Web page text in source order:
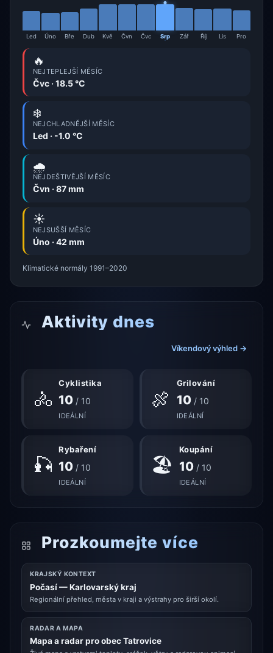
Led Úno Bře Dub Kvě Čvn Čvc Srp Zář Říj Lis Pro
🔥
NEJTEPLEJŠÍ MĚSÍC
Čvc · 18.5 °C
❄️
NEJCHLADNĚJŠÍ MĚSÍC
Led · -1.0 °C
🌧️
NEJDEŠTIVĚJŠÍ MĚSÍC
Čvn · 87 mm
☀️
NEJSUŠŠÍ MĚSÍC
Úno · 42 mm
Klimatické normály 1991–2020
Aktivity dnes
Víkendový výhled →
🚴
Cyklistika
10 / 10
IDEÁLNÍ
🍖
Grilování
10/ 10
IDEÁLNÍ
🎣
Rybaření
10 / 10
IDEÁLNÍ
🏖
Koupání
10/ 10
IDEÁLNÍ
Prozkoumejte více
KRAJSKÝ KONTEXT
Počasí — Karlovarský kraj
Regionální přehled, města v kraji a výstrahy pro širší okolí.
RADAR A MAPA
Mapa a radar pro obec Tatrovice